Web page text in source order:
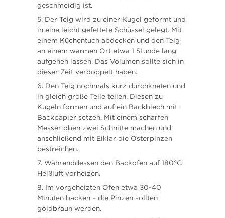
geschmeidig ist.
Der Teig wird zu einer Kugel geformt und
in eine leicht gefettete Schüssel gelegt. Mit
einem Küchentuch abdecken und den Teig
an einem warmen Ort etwa 1 Stunde lang
aufgehen lassen. Das Volumen sollte sich in
dieser Zeit verdoppelt haben.
Den Teig nochmals kurz durchkneten und
in gleich große Teile teilen. Diesen zu
Kugeln formen und auf ein Backblech mit
Backpapier setzen. Mit einem scharfen
Messer oben zwei Schnitte machen und
anschließend mit Eiklar die Osterpinzen
bestreichen.
Währenddessen den Backofen auf 180°C
Heißluft vorheizen.
Im vorgeheizten Ofen etwa 30-40
Minuten backen – die Pinzen sollten
goldbraun werden.